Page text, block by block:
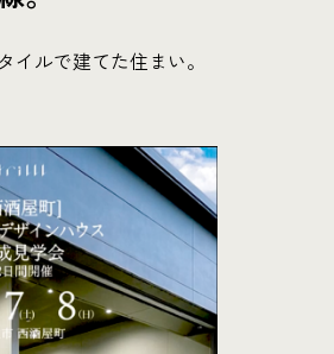
イルで建てた住まい。